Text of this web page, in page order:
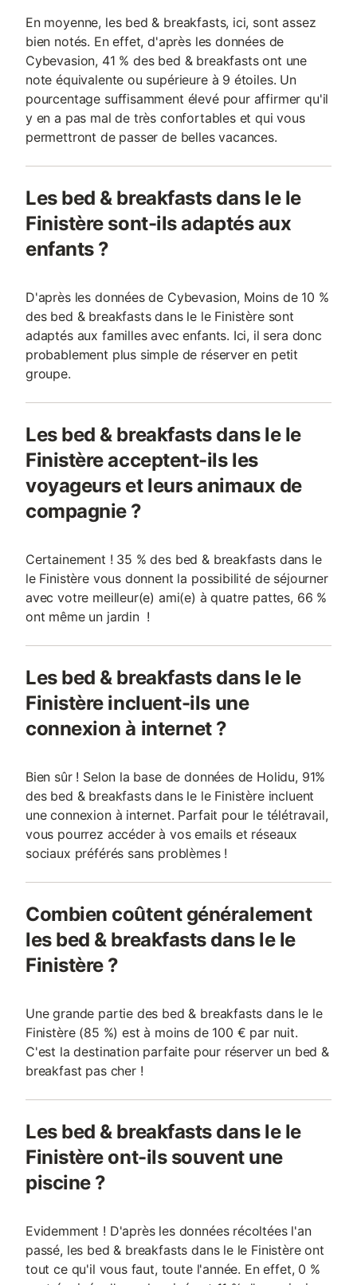
En moyenne, les bed & breakfasts, ici, sont assez
bien notés. En effet, d'après les données de
Cybevasion, 41 % des bed & breakfasts ont une
note équivalente ou supérieure à 9 étoiles. Un
pourcentage suffisamment élevé pour affirmer qu'il
y en a pas mal de très confortables et qui vous
permettront de passer de belles vacances.
Les bed & breakfasts dans le le
Finistère sont-ils adaptés aux
enfants ?
D'après les données de Cybevasion, Moins de 10 %
des bed & breakfasts dans le le Finistère sont
adaptés aux familles avec enfants. Ici, il sera donc
probablement plus simple de réserver en petit
groupe.
Les bed & breakfasts dans le le
Finistère acceptent-ils les
voyageurs et leurs animaux de
compagnie ?
Certainement ! 35 % des bed & breakfasts dans le
le Finistère vous donnent la possibilité de séjourner
avec votre meilleur(e) ami(e) à quatre pattes, 66 %
ont même un jardin !
Les bed & breakfasts dans le le
Finistère incluent-ils une
connexion à internet ?
Bien sûr ! Selon la base de données de Holidu, 91%
des bed & breakfasts dans le le Finistère incluent
une connexion à internet. Parfait pour le télétravail,
vous pourrez accéder à vos emails et réseaux
sociaux préférés sans problèmes !
Combien coûtent généralement
les bed & breakfasts dans le le
Finistère ?
Une grande partie des bed & breakfasts dans le le
Finistère (85 %) est à moins de 100 € par nuit.
C'est la destination parfaite pour réserver un bed &
breakfast pas cher !
Les bed & breakfasts dans le le
Finistère ont-ils souvent une
piscine ?
Evidemment ! D'après les données récoltées l'an
passé, les bed & breakfasts dans le le Finistère ont
tout ce qu'il vous faut, toute l'année. En effet, 0 %